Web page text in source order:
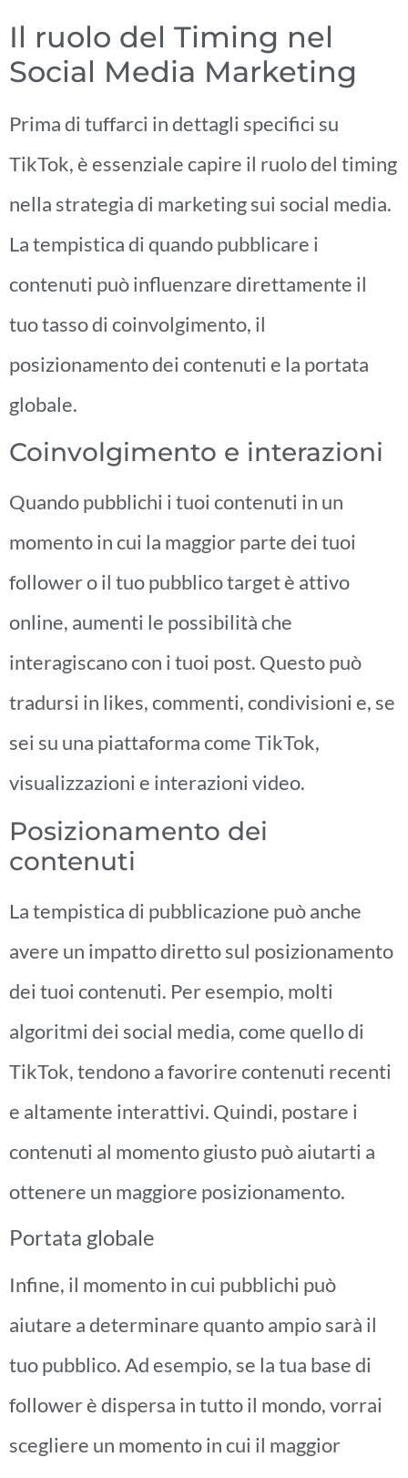
Il ruolo del Timing nel
Social Media Marketing
Prima di tuffarci in dettagli specifici su
TikTok, è essenziale capire il ruolo del timing
nella strategia di marketing sui social media.
La tempistica di quando pubblicare i
contenuti può influenzare direttamente il
tuo tasso di coinvolgimento, il
posizionamento dei contenuti e la portata
globale.
Coinvolgimento e interazioni
Quando pubblichi i tuoi contenuti in un
momento in cui la maggior parte dei tuoi
follower o il tuo pubblico target è attivo
online, aumenti le possibilità che
interagiscano con i tuoi post. Questo può
tradursi in likes, commenti, condivisioni e, se
sei su una piattaforma come TikTok,
visualizzazioni e interazioni video.
Posizionamento dei
contenuti
La tempistica di pubblicazione può anche
avere un impatto diretto sul posizionamento
dei tuoi contenuti. Per esempio, molti
algoritmi dei social media, come quello di
TikTok, tendono a favorire contenuti recenti
e altamente interattivi. Quindi, postare i
contenuti al momento giusto può aiutarti a
ottenere un maggiore posizionamento.
Portata globale
Infine, il momento in cui pubblichi può
aiutare a determinare quanto ampio sarà il
tuo pubblico. Ad esempio, se la tua base di
follower è dispersa in tutto il mondo, vorrai
scegliere un momento in cui il maggior